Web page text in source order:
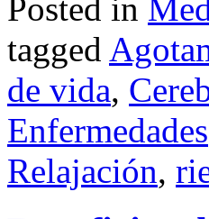
Posted in
tagged
de vida,
Enfermedades
Relajación,